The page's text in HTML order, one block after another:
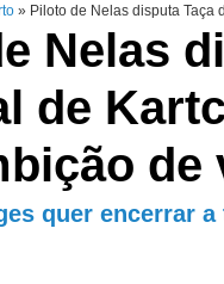
» Piloto de Nelas disputa Taça
Nelas
de
de
quer encerrar